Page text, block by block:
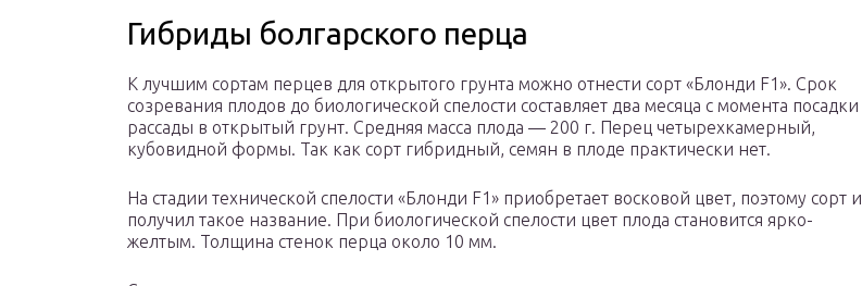
Гибриды болгарского перца
К лучшим сортам перцев для открытого грунта можно отнести сорт «Блонди F1». Срок
созревания плодов до биологической спелости составляет два месяца с момента посадки
рассады в открытый грунт. Средняя масса плода — 200 г. Перец четырехкамерный,
кубовидной формы. Так как сорт гибридный, семян в плоде практически нет.
На стадии технической спелости «Блонди F1» приобретает восковой цвет, поэтому сорт и
получил такое название. При биологической спелости цвет плода становится ярко-
желтым. Толщина стенок перца около 10 мм.